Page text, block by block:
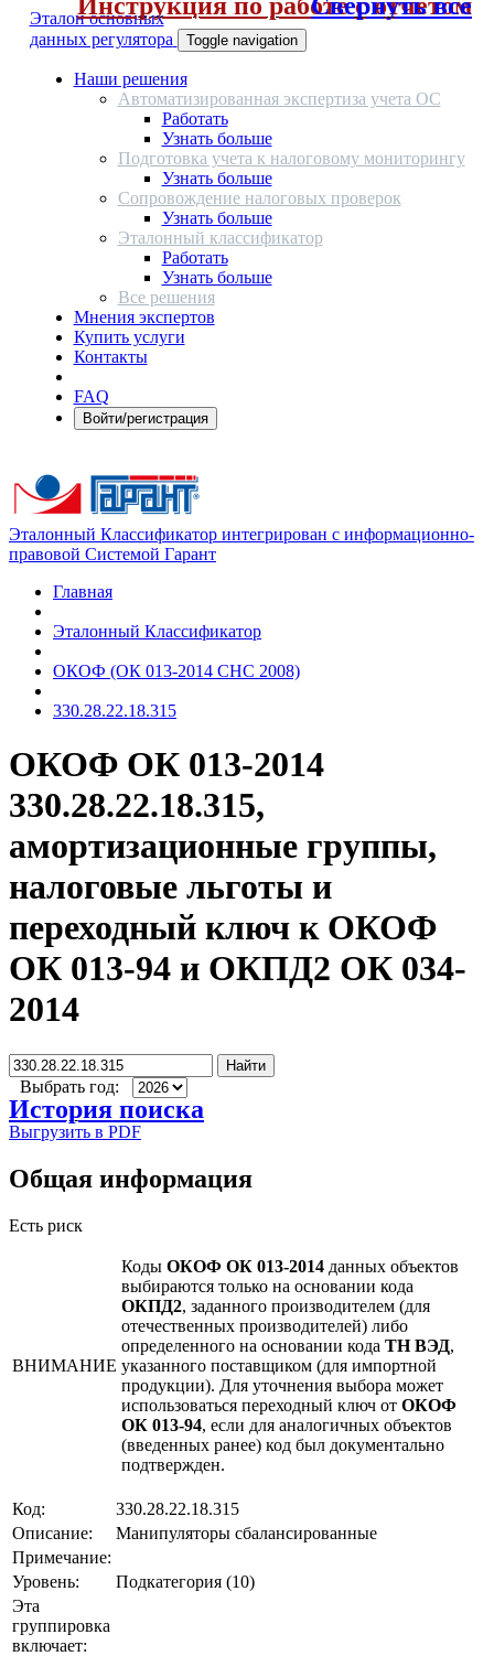
Эталон основных
данных регулятора
Toggle navigation
Наши решения
Автоматизированная экспертиза учета ОС
Работать
Узнать больше
Подготовка учета к налоговому мониторингу
Узнать больше
Сопровождение налоговых проверок
Узнать больше
Эталонный классификатор
Работать
Узнать больше
Все решения
Мнения экспертов
Купить услуги
Контакты
FAQ
Войти/регистрация
Эталонный Классификатор интегрирован с информационно-
правовой Системой Гарант
Главная
Эталонный Классификатор
ОКОФ (ОК 013-2014 СНС 2008)
330.28.22.18.315
ОКОФ ОК 013-2014
330.28.22.18.315,
амортизационные группы,
налоговые льготы и
переходный ключ к ОКОФ
ОК 013-94 и ОКПД2 ОК 034-
2014
Найти
Выбрать год:
История поиска
Выгрузить в PDF
Общая информация
Есть риск
ВНИМАНИЕ
Коды ОКОФ ОК 013-2014 данных объектов
выбираются только на основании кода
ОКПД2, заданного производителем (для
отечественных производителей) либо
определенного на основании кода ТН ВЭД,
указанного поставщиком (для импортной
продукции). Для уточнения выбора может
использоваться переходный ключ от ОКОФ
ОК 013-94, если для аналогичных объектов
(введенных ранее) код был документально
подтвержден.
Код:
330.28.22.18.315
Описание:
Манипуляторы сбалансированные
Примечание:
Уровень:
Подкатегория (10)
Эта
группировка
включает: